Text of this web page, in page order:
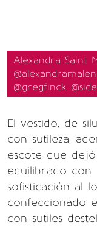
Alexandra Saint
@gregfinck
El vestido, de
con sutileza,
escote que
equilibrado con
sofisticación al
confeccionado
con sutiles